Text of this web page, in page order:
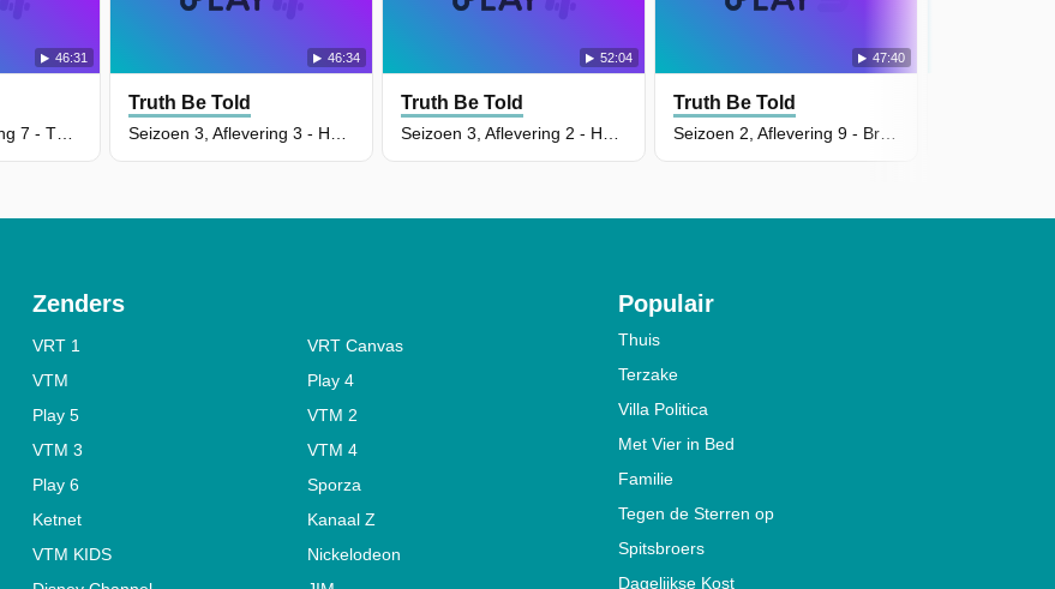
46:31 46:34
Truth Be Told
52:04
Truth Be Told
47:40
Truth Be Told
Zenders
VRT 1
VRT Canvas
VTM
Play 4
Play 5
VTM 2
VTM 3
VTM 4
Play 6
Sporza
Ketnet
Kanaal Z
VTM KIDS
Nickelodeon
Populair
Thuis
Terzake
Villa Politica
Met Vier in Bed
Familie
Tegen de Sterren op
Spitsbroers
Dagelijkse Kost